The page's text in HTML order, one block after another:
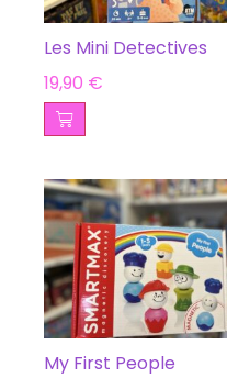
Les Mini Detectives
19,90 €
My First People